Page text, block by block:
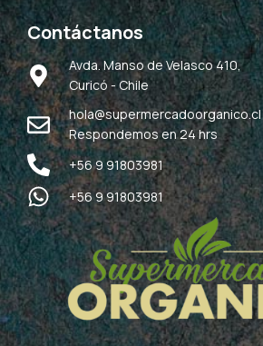
Contáctanos
Avda. Manso de Velasco 410,
Curicó - Chile
hola@supermercadoorganico.cl
Respondemos en 24 hrs
+56 9 91803981
+56 9 91803981